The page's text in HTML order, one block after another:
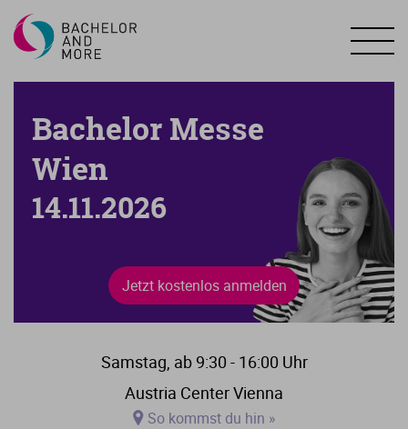
Bachelor Messe
Wien
14.11.2026
Jetzt kostenlos anmelden
Samstag, ab 9:30 - 16:00 Uhr
Austria Center Vienna
So kommst du hin »